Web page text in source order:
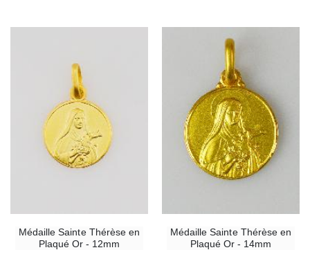
Médaille Sainte Thérèse en
Plaqué Or - 12mm
Médaille Sainte Thérèse en
Plaqué Or - 14mm
€6.00
-10%
€10.00 €7.00
-20%